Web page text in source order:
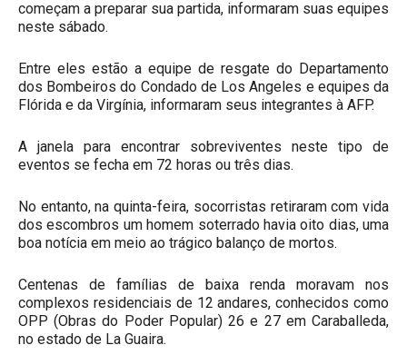
começam a preparar sua partida, informaram suas equipes
neste sábado.
Entre eles estão a equipe de resgate do Departamento
dos Bombeiros do Condado de Los Angeles e equipes da
Flórida e da Virgínia, informaram seus integrantes à AFP.
A janela para encontrar sobreviventes neste tipo de
eventos se fecha em 72 horas ou três dias.
No entanto, na quinta-feira, socorristas retiraram com vida
dos escombros um homem soterrado havia oito dias, uma
boa notícia em meio ao trágico balanço de mortos.
Centenas de famílias de baixa renda moravam nos
complexos residenciais de 12 andares, conhecidos como
OPP (Obras do Poder Popular) 26 e 27 em Caraballeda,
no estado de La Guaira.